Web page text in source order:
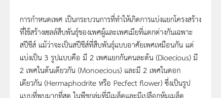
การกำหนดเพศ เป็นกระบวนการที่ทำให้เกิดการแบ่งแยกโครงสร้าง
ที่ใช้สร้างเซลล์สืบพันธุ์ของเพศผู้และเพศเมียที่แตกต่างกันเฉพาะ
สปีชีส์ แม้ว่าจะเป็นสปีชีส์ที่สืบพันธุ์แบบอาศัยเพศเหมือนกัน แต่
แบ่งเป็น 3 รูปแบบคือ มี 2 เพศแยกกันคนละต้น (Dioecious) มี
2 เพศในต้นเดียวกัน (Monoecious) และมี 2 เพศในดอก
เดียวกัน (Hermaphodrite หรือ Pecfect flower) ซึ่งเป็นรูป
แบบที่พบมากที่สุด ในพืชกลุ่มที่มีเมล็ดและมีเปลือกหุ้มเมล็ด